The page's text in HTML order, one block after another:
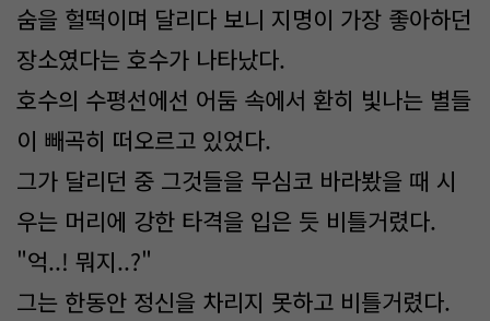
숨을 헐떡이며 달리다 보니 지명이 가장 좋아하던
장소였다는 호수가 나타났다.
호수의 수평선에선 어둠 속에서 환히 빛나는 별들
이 빼곡히 떠오르고 있었다.
그가 달리던 중 그것들을 무심코 바라봤을 때 시
우는 머리에 강한 타격을 입은 듯 비틀거렸다.
"억..! 뭐지..?"
그는 한동안 정신을 차리지 못하고 비틀거렸다.